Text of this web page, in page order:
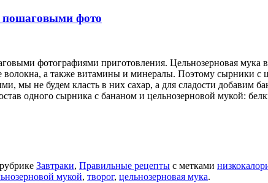
пошаговыми фото
фотографиями приготовления. Цельнозерновая
волокна, а также витамины и минералы. Поэтому сырники с
мы не будем класть в них сахар, а для сладости добавим
одного сырника с бананом и цельнозерновой мукой:
Завтраки, Правильные рецепты с метками
мукой, творог, цельнозерновая мука.